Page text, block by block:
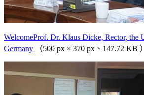
WelcomeProf. Dr. Klaus Dicke, Rector, the
Germany
（500 px × 370 px、147.72 KB ）